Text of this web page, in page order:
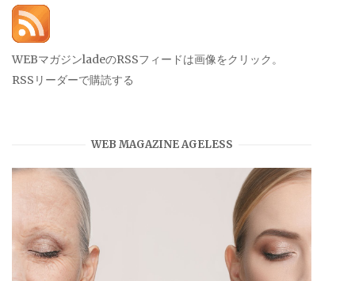
WEBマガジンladeのRSSフィードは画像をクリック。
RSSリーダーで購読する
WEB MAGAZINE AGELESS